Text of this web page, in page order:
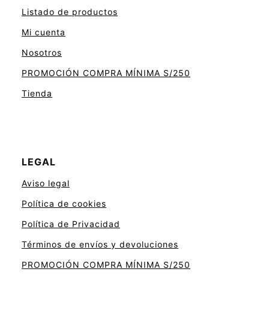
Listado de productos
Mi cuenta
Nosotros
PROMOCIÓN COMPRA MÍNIMA S/250
Tienda
LEGAL
Aviso legal
Política de cookies
Política de Privacidad
Términos de envíos y devoluciones
PROMOCIÓN COMPRA MÍNIMA S/250